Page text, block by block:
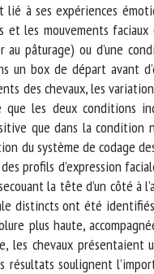
à ses expériences
les mouvements
pâturage) ou d’une
box de départ avant
des chevaux, les
que les deux conditions
que dans la
du système de codage
profils d’expression
la tête d’un côté à
distincts ont été
plus haute,
les chevaux
résultats soulignent
dans le cadre de la relation
champs suivis de * sont